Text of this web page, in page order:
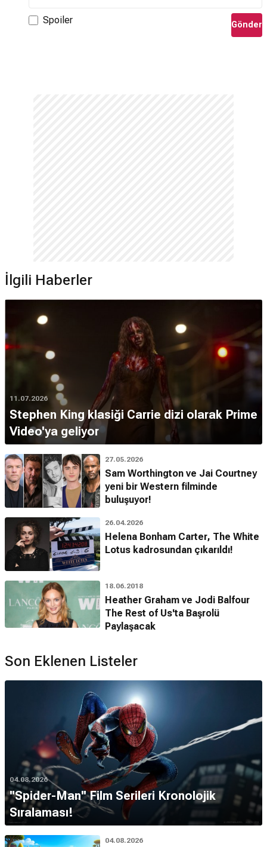
Spoiler Gönder
İlgili Haberler
11.07.2026
Stephen King klasiği Carrie dizi olarak Prime
Video'ya geliyor
27.05.2026
Sam Worthington ve Jai Courtney
yeni bir Western filminde
buluşuyor!
26.04.2026
Helena Bonham Carter, The White
Lotus kadrosundan çıkarıldı!
18.06.2018
Heather Graham ve Jodi Balfour
The Rest of Us'ta Başrolü
Paylaşacak
Son Eklenen Listeler
04.08.2026
''Spider-Man'' Film Serileri Kronolojik
Sıralaması!
04.08.2026